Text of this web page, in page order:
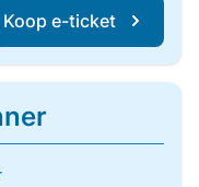
Koop e-ticket